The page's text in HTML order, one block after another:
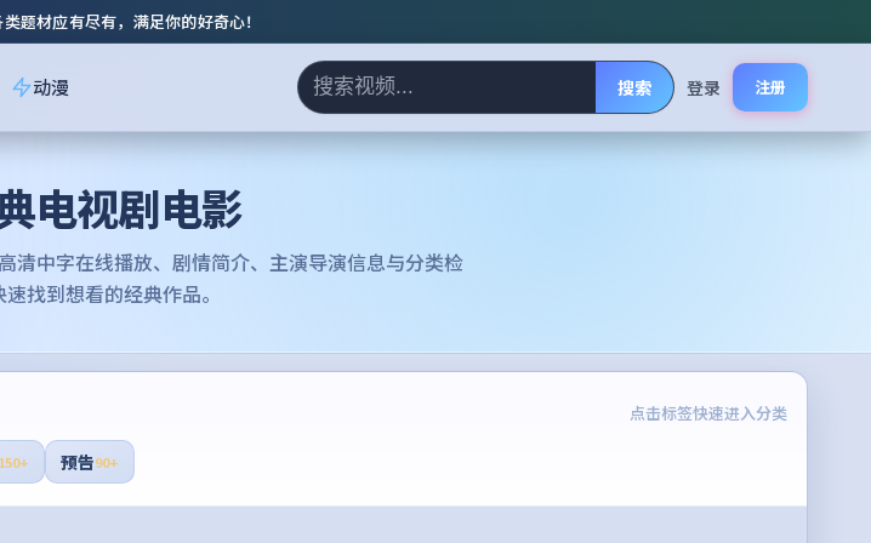
题材应有尽有，满足你的好奇心！
动漫 搜索 登录 注册
电视剧电影
清中字在线播放、剧情简介、主演导演信息与分类检
找到想看的经典作品。
点击标签快速进入分类
150+ 预告90+